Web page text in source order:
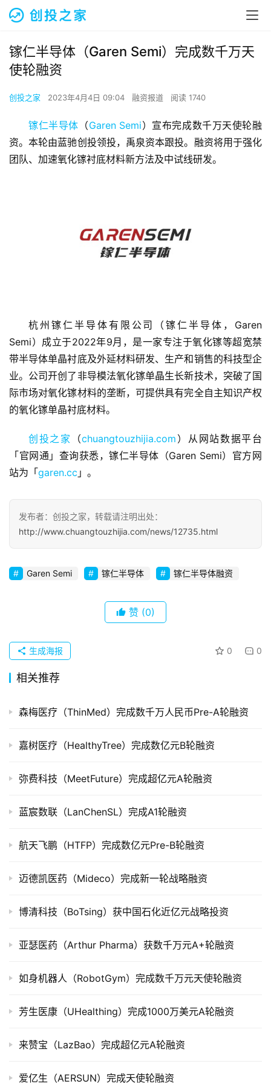
首
页
融
资
商
业
察
企
发
布
购
组
公
市
创
数
业
院
登录
镓仁半导体（Garen Semi）完成数千万天
使轮融资
创投之家 2023年4月4日 09:04 融资报道 阅读 1740
镓仁半导体 （Garen Semi）宣布完成数千万天使轮融
资。本轮由蓝驰创投领投，禹泉资本跟投。融资将用于强化
团队、加速氧化镓衬底材料新方法及中试线研发。
杭州镓仁半导体有限公司（镓仁半导体，Garen
Semi）成立于2022年9月，是一家专注于氧化镓等超宽禁
带半导体单晶衬底及外延材料研发、生产和销售的科技型企
业。公司开创了非导模法氧化镓单晶生长新技术，突破了国
际市场对氧化镓材料的垄断，可提供具有完全自主知识产权
的氧化镓单晶衬底材料。
创投之家 （chuangtouzhijia.com ）从网站数据平台
「官网通」查询获悉，镓仁半导体（Garen Semi）官方网
站为「garen.cc 」。
发布者：创投之家，转载请注明出处：
http://www.chuangtouzhijia.com/news/12735.html
Garen Semi 镓仁半导体 镓仁半导体融资
赞 (0)
0 0
生成海报
相关推荐
森梅医疗（ThinMed）完成数千万人民币Pre-A轮融资
嘉树医疗（HealthyTree）完成数亿元B轮融资
弥费科技（MeetFuture）完成超亿元A轮融资
蓝宸数联（LanChenSL）完成A1轮融资
航天飞鹏（HTFP）完成数亿元Pre-B轮融资
迈德凯医药（Mideco）完成新一轮战略融资
博清科技（BoTsing）获中国石化近亿元战略投资
亚瑟医药（Arthur Pharma）获数千万元A+轮融资
如身机器人（RobotGym）完成数千万元天使轮融资
芳生医康（UHealthing）完成1000万美元A轮融资
来赞宝（LazBao）完成超亿元A轮融资
爱亿生（AERSUN）完成天使轮融资